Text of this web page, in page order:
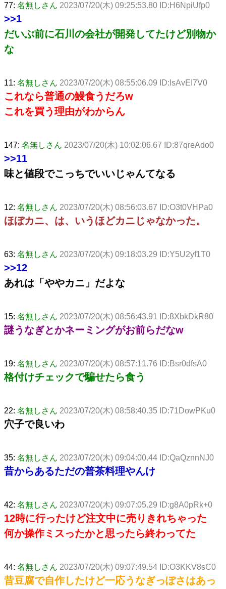
77: 名無しさん 2023/07/20(木) 09:25:53.80 ID:H6NpiUfp0
>>1
だいぶ前に石川の会社が開発してたけど別物か
な
11: 名無しさん 2023/07/20(木) 08:55:06.09 ID:lsAvEI7V0
これなら普通の鰻食うだろw
これを買う理由がわからん
147: 名無しさん 2023/07/20(木) 10:02:06.67 ID:87qreAdo0
>>11
味と値段でこっちでいいじゃんてなる
12: 名無しさん 2023/07/20(木) 08:56:03.67 ID:O3t0VHPa0
ほぼカニ、は、いうほどカニじゃなかった。
63: 名無しさん 2023/07/20(木) 09:18:03.29 ID:Y5U2yf1T0
>>12
あれは「ややカニ」だよな
15: 名無しさん 2023/07/20(木) 08:56:43.91 ID:8XbkDkR80
謎うなぎとかネーミングがお前らだなw
19: 名無しさん 2023/07/20(木) 08:57:11.76 ID:Bsr0dfsA0
格付けチェックで騙せたら食う
22: 名無しさん 2023/07/20(木) 08:58:40.35 ID:71DowPKu0
穴子で良いわ
35: 名無しさん 2023/07/20(木) 09:04:00.44 ID:QaQznnNJ0
昔からあるただの普茶料理やんけ
42: 名無しさん 2023/07/20(木) 09:07:05.29 ID:g8A0pRk+0
12時に行ったけど注文中に売りきれちゃった
何か操作ミスったかと思ったら終わってた
44: 名無しさん 2023/07/20(木) 09:07:49.54 ID:O3KKV8sC0
昔豆腐で自作したけど一応うなぎっぽさはあっ